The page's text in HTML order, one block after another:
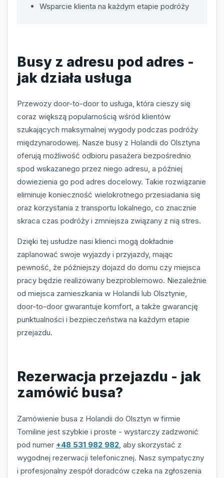
Wsparcie klienta na każdym etapie podróży
Busy z adresu pod adres -
jak działa usługa
Przewozy door-to-door to usługa, która cieszy się
coraz większą popularnością wśród klientów
szukających maksymalnej wygody podczas podróży
międzynarodowej. Nasze busy z Holandii do Olsztyna
oferują możliwość odbioru pasażera bezpośrednio
spod wskazanego przez niego adresu, a później
dowiezienia go pod adres docelowy. Takie rozwiązanie
eliminuje konieczność wielokrotnego przesiadania się
oraz korzystania z transportu lokalnego, co znacznie
skraca czas podróży i zmniejsza związany z nią stres.
Dzięki tej usłudze nasi klienci mogą dokładnie
zaplanować swoje wyjazdy i przyjazdy, mając
pewność, że późniejszy dojazd do domu czy miejsca
pracy będzie realizowany bezproblemowo. Niezależnie
od miejsca zamieszkania w Holandii lub Olsztynie,
door-to-door gwarantuje komfort, a także gwarancję
punktualności i bezpieczeństwa na każdym etapie
przejazdu.
Rezerwacja przejazdu - jak
zamówić busa?
Zamówienie busa z Holandii do Olsztyn w firmie
Tomiline jest szybkie i proste - wystarczy zadzwonić
pod numer +48 531 982 982 , aby skorzystać z
wygodnej rezerwacji telefonicznej. Nasz sympatyczny
i profesjonalny zespół doradców czeka na zgłoszenia